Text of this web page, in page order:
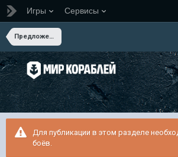
Игры Сервисы
Предложения по игре
Для публикации в этом разделе
боёв.